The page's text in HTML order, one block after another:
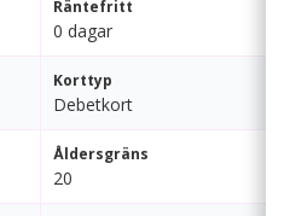
Räntefritt
0 dagar
Korttyp
Debetkort
Åldersgräns
20